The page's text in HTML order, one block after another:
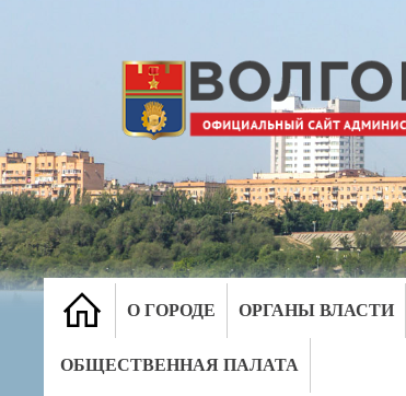
О ГОРОДЕ ОРГАНЫ ВЛАСТИ
ОБЩЕСТВЕННАЯ ПАЛАТА